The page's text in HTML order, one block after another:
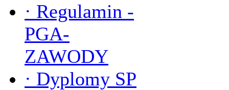
· Regulamin -
PGA-
ZAWODY
· Dyplomy SP